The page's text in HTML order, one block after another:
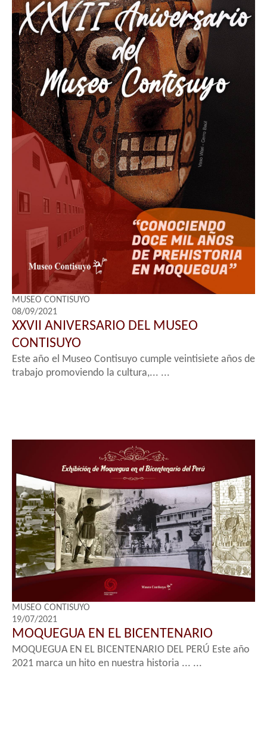
MUSEO CONTISUYO
08/09/2021
XXVII ANIVERSARIO DEL MUSEO
CONTISUYO
Este año el Museo Contisuyo cumple veintisiete años de
trabajo promoviendo la cultura,... ...
MUSEO CONTISUYO
19/07/2021
MOQUEGUA EN EL BICENTENARIO
MOQUEGUA EN EL BICENTENARIO DEL PERÚ Este año
2021 marca un hito en nuestra historia ... ...